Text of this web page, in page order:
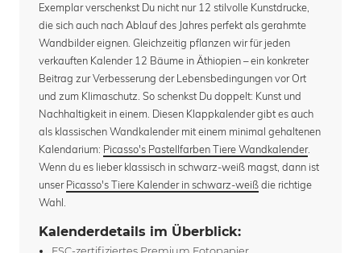
Exemplar verschenkst Du nicht nur 12 stilvolle Kunstdrucke,
die sich auch nach Ablauf des Jahres perfekt als gerahmte
Wandbilder eignen. Gleichzeitig pflanzen wir für jeden
verkauften Kalender 12 Bäume in Äthiopien – ein konkreter
Beitrag zur Verbesserung der Lebensbedingungen vor Ort
und zum Klimaschutz. So schenkst Du doppelt: Kunst und
Nachhaltigkeit in einem. Diesen Klappkalender gibt es auch
als klassischen Wandkalender mit einem minimal gehaltenen
Kalendarium: Picasso's Pastellfarben Tiere Wandkalender.
Wenn du es lieber klassisch in schwarz-weiß magst, dann ist
unserPicasso's Tiere Kalender in schwarz-weißdie richtige
Wahl.
Kalenderdetails im Überblick: